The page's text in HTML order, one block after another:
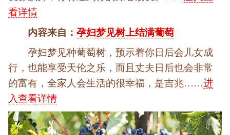
看详情
内容来自：孕妇梦见树上结满葡萄
孕妇梦见种葡萄树，预示着你日后会儿女成
行，也能享受天伦之乐，而且丈夫日后也会非常
的富有，全家人会生活的很幸福，是吉兆……进
入查看详情